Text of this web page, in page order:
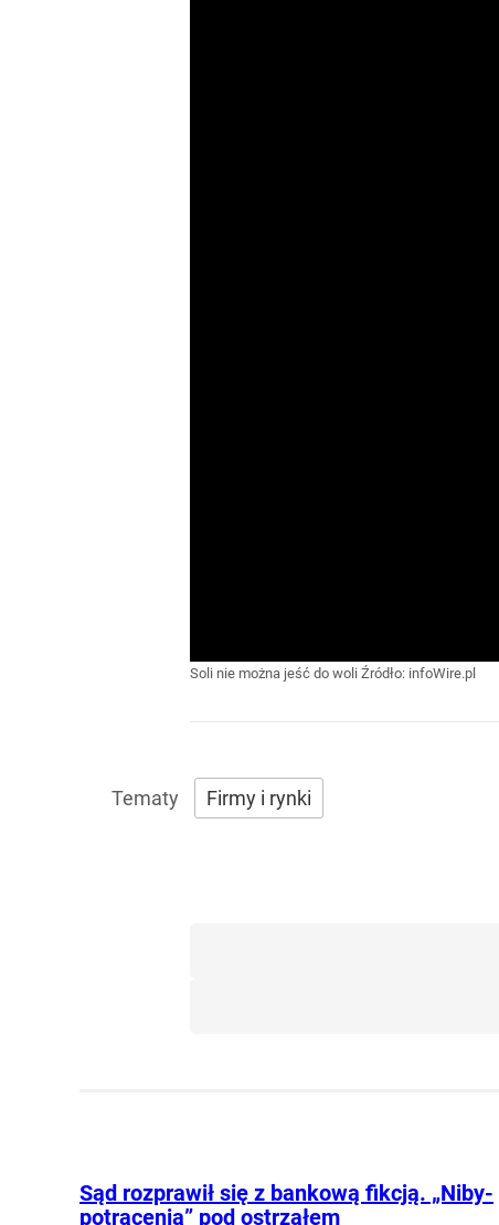
Soli nie można jeść do woli Źródło: infoWire.pl
Firmy i rynki
Sąd rozprawił się z bankową fikcją. „Niby-
potrącenia” pod ostrzałem